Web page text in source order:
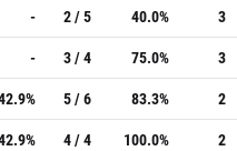
- 2 / 5 40.0% 3
- 3 / 4 75.0% 3
5 / 6 83.3% 2
4 / 4 100.0% 2